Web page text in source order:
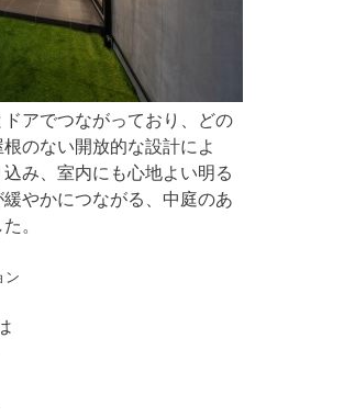
アでつながっており、どの
のない開放的な設計によ
み、室内にも心地よい明る
やかにつながる、中庭のあ
。
ン